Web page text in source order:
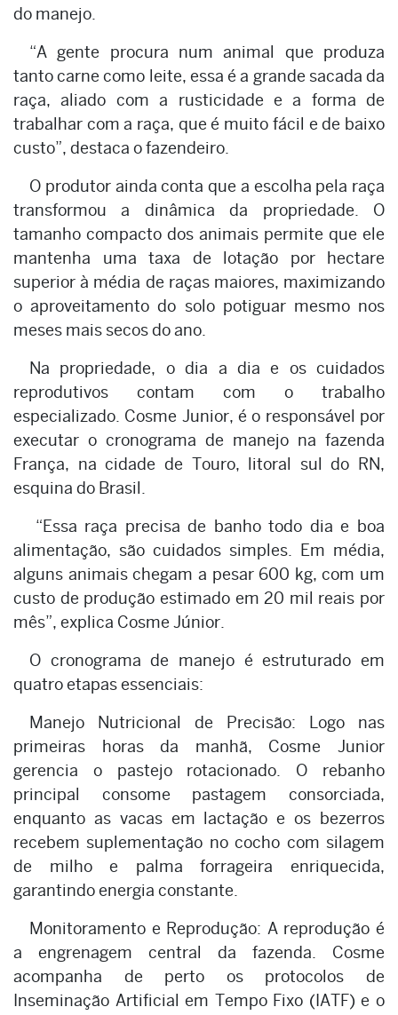
do manejo.
“A gente procura num animal que produza
tanto carne como leite, essa é a grande sacada da
raça, aliado com a rusticidade e a forma de
trabalhar com a raça, que é muito fácil e de baixo
custo”, destaca o fazendeiro.
O produtor ainda conta que a escolha pela raça
transformou a dinâmica da propriedade. O
tamanho compacto dos animais permite que ele
mantenha uma taxa de lotação por hectare
superior à média de raças maiores, maximizando
o aproveitamento do solo potiguar mesmo nos
meses mais secos do ano.
Na propriedade, o dia a dia e os cuidados
reprodutivos contam com o trabalho
especializado. Cosme Junior, é o responsável por
executar o cronograma de manejo na fazenda
França, na cidade de Touro, litoral sul do RN,
esquina do Brasil.
“Essa raça precisa de banho todo dia e boa
alimentação, são cuidados simples. Em média,
alguns animais chegam a pesar 600 kg, com um
custo de produção estimado em 20 mil reais por
mês”, explica Cosme Júnior.
O cronograma de manejo é estruturado em
quatro etapas essenciais:
Manejo Nutricional de Precisão: Logo nas
primeiras horas da manhã, Cosme Junior
gerencia o pastejo rotacionado. O rebanho
principal consome pastagem consorciada,
enquanto as vacas em lactação e os bezerros
recebem suplementação no cocho com silagem
de milho e palma forrageira enriquecida,
garantindo energia constante.
Monitoramento e Reprodução: A reprodução é
a engrenagem central da fazenda. Cosme
acompanha de perto os protocolos de
Inseminação Artificial em Tempo Fixo (IATF) e o